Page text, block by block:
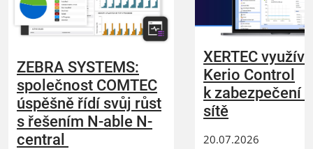
ZEBRA SYSTEMS:
společnost COMTEC
úspěšně řídí svůj růst
s řešením N-able N-
central
XERTEC
Kerio Control
k zabezpečení
sítě
20.07.2026